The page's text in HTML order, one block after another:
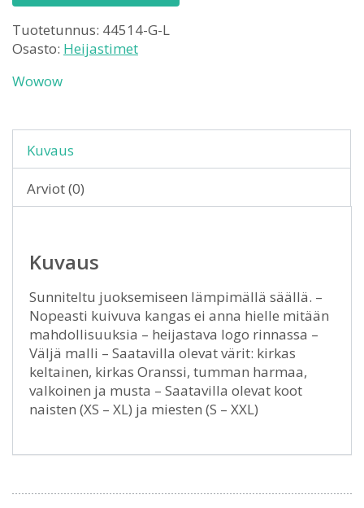
Tuotetunnus: 44514-G-L
Osasto: Heijastimet
Wowow
Kuvaus
Arviot (0)
Kuvaus
Sunniteltu juoksemiseen lämpimällä säällä. –
Nopeasti kuivuva kangas ei anna hielle mitään
mahdollisuuksia – heijastava logo rinnassa –
Väljä malli – Saatavilla olevat värit: kirkas
keltainen, kirkas Oranssi, tumman harmaa,
valkoinen ja musta – Saatavilla olevat koot
naisten (XS – XL) ja miesten (S – XXL)